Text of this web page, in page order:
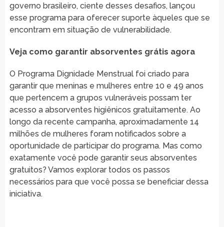
governo brasileiro, ciente desses desafios, lançou
esse programa para oferecer suporte àqueles que se
encontram em situação de vulnerabilidade.
Veja como garantir absorventes grátis agora
O Programa Dignidade Menstrual foi criado para
garantir que meninas e mulheres entre 10 e 49 anos
que pertencem a grupos vulneráveis possam ter
acesso a absorventes higiênicos gratuitamente. Ao
longo da recente campanha, aproximadamente 14
milhões de mulheres foram notificados sobre a
oportunidade de participar do programa. Mas como
exatamente você pode garantir seus absorventes
gratuitos? Vamos explorar todos os passos
necessários para que você possa se beneficiar dessa
iniciativa.